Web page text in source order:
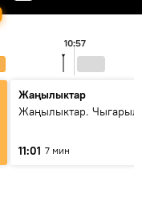
10:57
Жаңылыктар
Жаңылыктар.
11:01 7 мин